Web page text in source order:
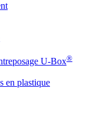
U-Box®
en plastique